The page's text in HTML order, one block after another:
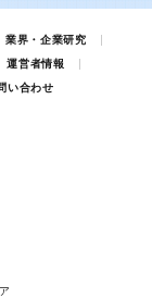
業界・企業研究
運営者情報
い合わせ